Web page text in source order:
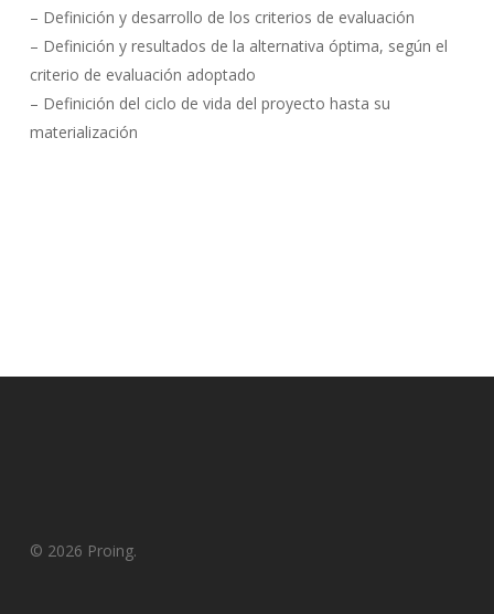
– Definición y desarrollo de los criterios de evaluación
– Definición y resultados de la alternativa óptima, según el
criterio de evaluación adoptado
– Definición del ciclo de vida del proyecto hasta su
materialización
© 2026 Proing.